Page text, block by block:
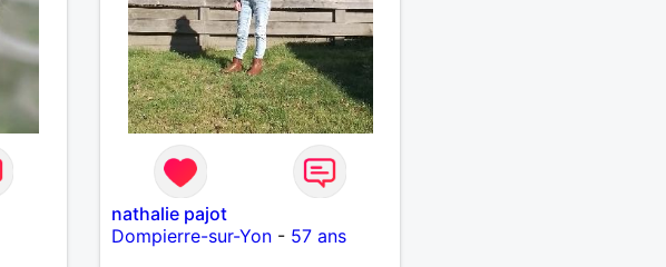
nathalie pajot
Dompierre-sur-Yon - 57 ans